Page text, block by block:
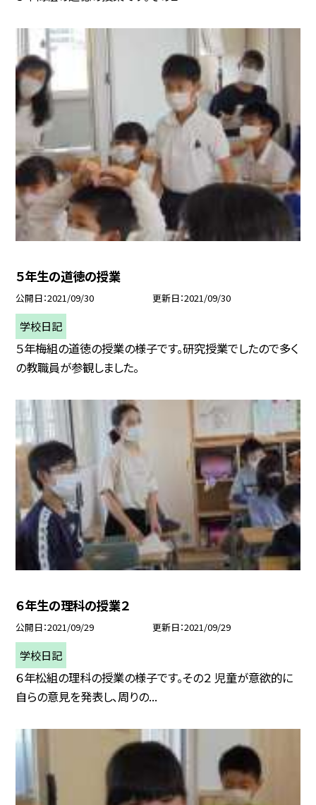
５年生の道徳の授業
公開日 2021/09/30 更新日 2021/09/30
学校日記
５年梅組の道徳の授業の様子です。研究授業でしたので多く
の教職員が参観しました。
６年生の理科の授業２
公開日 2021/09/29 更新日 2021/09/29
学校日記
６年松組の理科の授業の様子です。その２ 児童が意欲的に
自らの意見を発表し、周りの...